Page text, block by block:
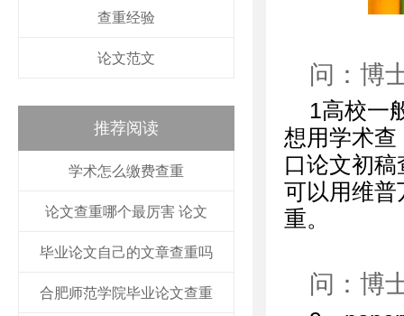
查重经验
论文范文
推荐阅读
学术怎么缴费查重
论文查重哪个最厉害 论文
毕业论文自己的文章查重吗
合肥师范学院毕业论文查重
问：博
1高校一
想用学术查
口论文初
可以用维普
重。
问：博